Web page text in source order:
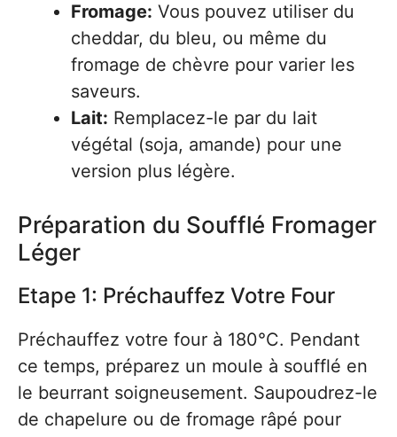
Fromage: Vous pouvez utiliser du
cheddar, du bleu, ou même du
fromage de chèvre pour varier les
saveurs.
Lait: Remplacez-le par du lait
végétal (soja, amande) pour une
version plus légère.
Préparation du Soufflé Fromager
Léger
Etape 1: Préchauffez Votre Four
Préchauffez votre four à 180°C. Pendant
ce temps, préparez un moule à soufflé en
le beurrant soigneusement. Saupoudrez-le
de chapelure ou de fromage râpé pour